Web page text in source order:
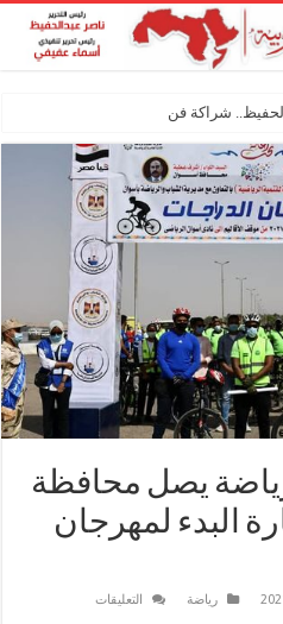
شراكة فنية ترسم مل
يصل محافظة
البدء لمهرجان
رياضة التعليقات